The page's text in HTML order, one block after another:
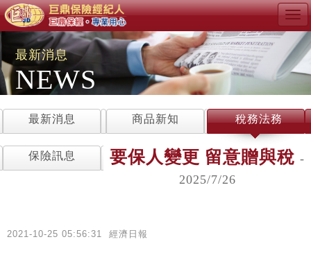
最新消息
NEWS
最新消息 商品新知 稅務法務
保險訊息 要保人變更 留意贈與稅 -
2025/7/26
2021-10-25 05:56:31 經濟日報